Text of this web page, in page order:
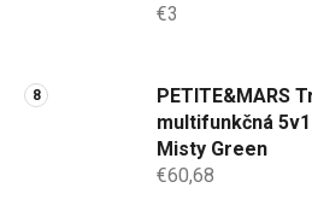
€3
PETITE&MARS
multifunkčná
Misty Green
€60,68